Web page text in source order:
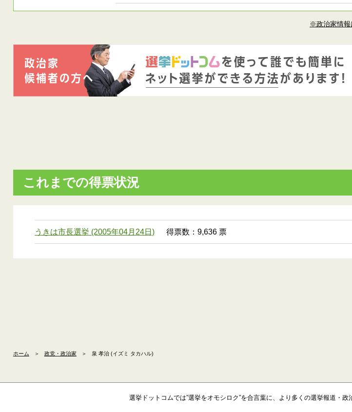
※政治家情報
これまでの得票状況
うきは市長選挙 (2005年04月24日) 得票数：9,636 票
ホーム ＞ 政党・政治家 ＞ 泉 孝治 (イズミ タカハル)
選挙ドットコムでは”選挙をオモシロク”を合言葉に、より多くの選挙報道・